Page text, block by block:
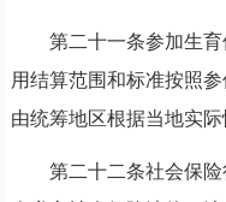
第二十一条参加生育
用结算范围和标准按照
由统筹地区根据当地实际
第二十二条社会保险